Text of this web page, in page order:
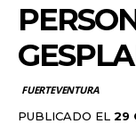
FUERTEVENTURA
PUBLICADO EL 29